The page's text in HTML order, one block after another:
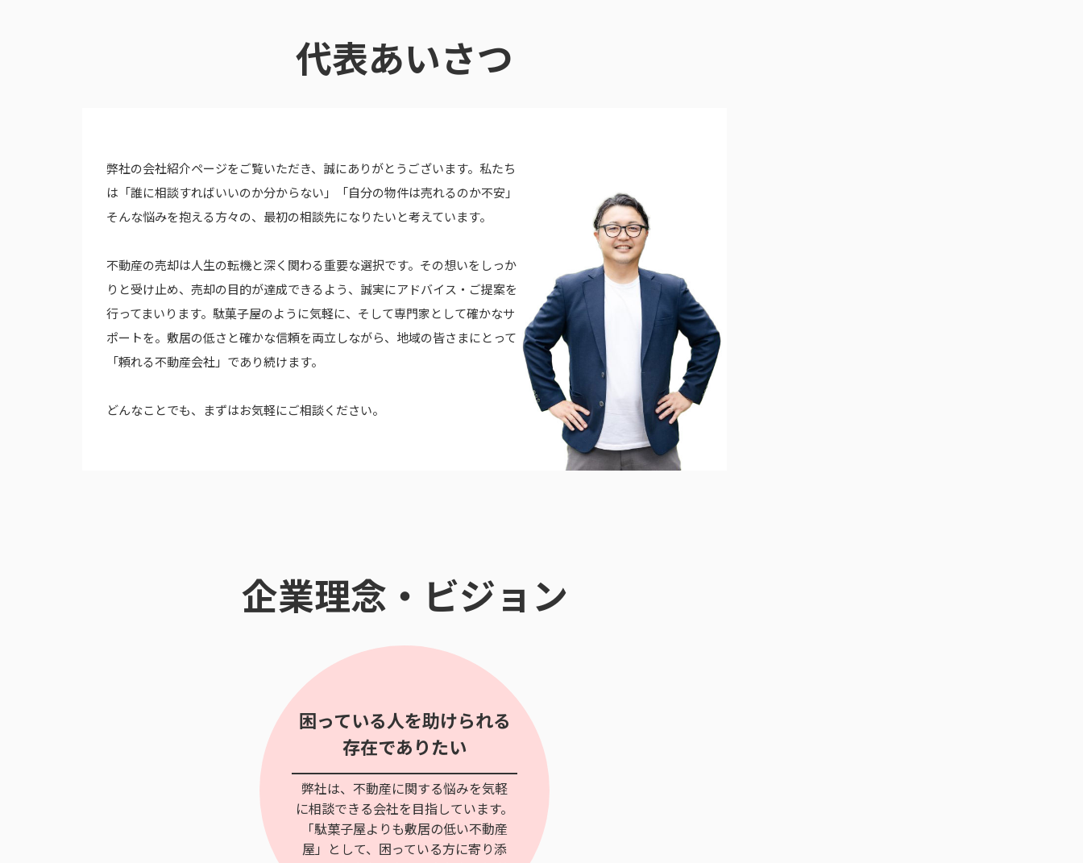
代表あいさつ
弊社の会社紹介ページをご覧いただき、誠にありがとうございます。私たち
は「誰に相談すればいいのか分からない」「自分の物件は売れるのか不安」
そんな悩みを抱える方々の、最初の相談先になりたいと考えています。
不動産の売却は人生の転機と深く関わる重要な選択です。その想いをしっか
りと受け止め、売却の目的が達成できるよう、誠実にアドバイス・ご提案を
行ってまいります。駄菓子屋のように気軽に、そして専門家として確かなサ
ポートを。 敷居の低さと確かな信頼を両立しながら、 地域の皆さまにとって
「頼れる不動産会社」であり続けます。
どんなことでも、 まずはお気軽にご相談ください。
企業理念・ビジョン
困っている人を助けられる
存在でありたい
弊社は、不動産に関する悩みを気軽
に相談できる会社を目指しています。
「駄菓子屋よりも敷居の低い不動産
屋」として、困っている方に寄り添